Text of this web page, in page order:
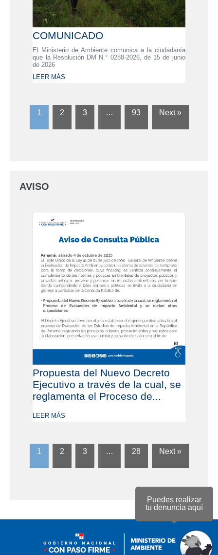
Puedes realizar
tu denuncia aquí
COMUNICADO
El Ministerio de Ambiente comunica a la ciudadanía
que la Resolución DM N.° 0288-2026, de 15 de junio
de 2026
LEER MÁS
1 2 3 … 93 Next »
AVISO
Propuesta del Nuevo Decreto
Ejecutivo a través de la cual, se
reglamenta el Proceso de...
LEER MÁS
1 2 3 … 28 Next »